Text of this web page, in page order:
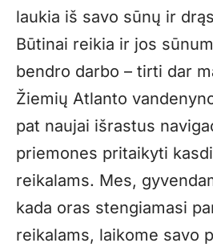
laukia iš savo sūnų ir
Būtinai reikia ir jos
bendro darbo – tirti dar
Žiemių Atlanto
pat naujai išrastus
priemones pritaikyti
reikalams. Mes,
kada oras stengiamasi
reikalams, laikome savo